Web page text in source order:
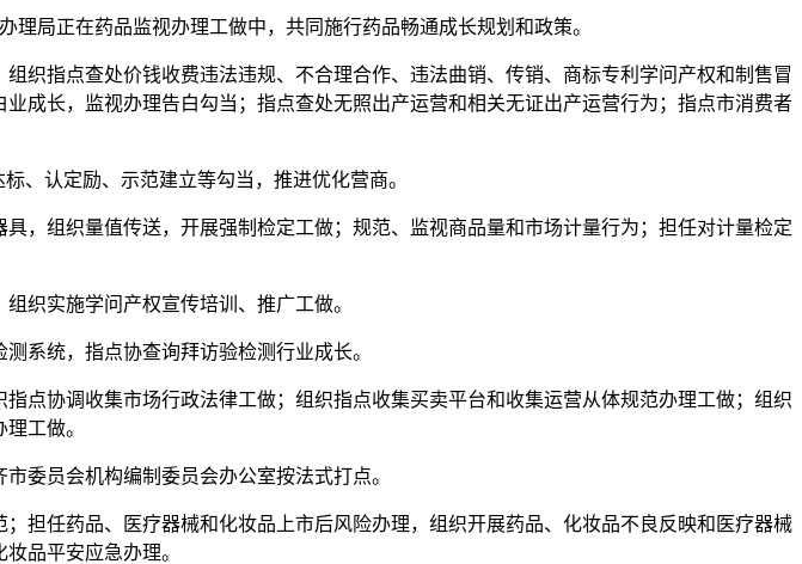
局正在药品监视办理工做中，共同施行药品畅通成长规划和政策。
指点查处价钱收费违法违规、不合理合作、违法曲销、传销、商标专利学问产权和制售冒
成长，监视办理告白勾当；指点查处无照出产运营和相关无证出产运营行为；指点市消费者
认定励、示范建立等勾当，推进优化营商。
组织量值传送，开展强制检定工做；规范、监视商品量和市场计量行为；担任对计量检定
织实施学问产权宣传培训、推广工做。
系统，指点协查询拜访验检测行业成长。
协调收集市场行政法律工做；组织指点收集买卖平台和收集运营从体规范办理工做；组织
工做。
员会机构编制委员会办公室按法式打点。
任药品、医疗器械和化妆品上市后风险办理，组织开展药品、化妆品不良反映和医疗器械
品平安应急办理。